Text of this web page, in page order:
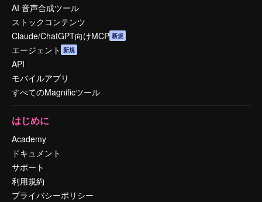
AI 音声合成ツール
ストックコンテンツ
Claude/ChatGPT向けMCP 新規
エージェント 新規
API
モバイルアプリ
すべてのMagnificツール
はじめに
Academy
ドキュメント
サポート
利用規約
プライバシーポリシー